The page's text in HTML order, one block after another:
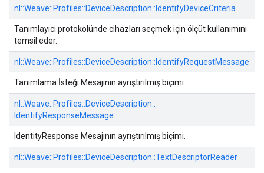
nl::Weave::Profiles::DeviceDescription:: IdentifyDeviceCriteria
Tanımlayıcı protokolünde cihazları seçmek için ölçüt kullanımını
temsil eder.
nl::Weave::Profiles::DeviceDescription:: IdentifyRequestMessage
Tanımlama İsteği Mesajının ayrıştırılmış biçimi.
nl::Weave::Profiles::DeviceDescription::
IdentifyResponseMessage
IdentityResponse Mesajının ayrıştırılmış biçimi.
nl::Weave::Profiles::DeviceDescription::TextDescriptorReader